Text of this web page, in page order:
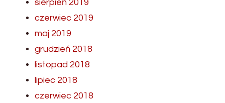
sierpień 2019
czerwiec 2019
maj 2019
grudzień 2018
listopad 2018
lipiec 2018
czerwiec 2018